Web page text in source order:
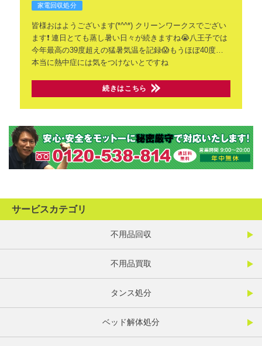
家電回収処分
皆様おはようございます(*^^*)クリーンワークスでござい
ます❗ 連日とても蒸し暑い日々が続きますね😭八王子では
今年最高の39度超えの猛暑気温を記録😱もうほぼ40度…
本当に熱中症には気をつけないとですね
続きはこちら
サービスカテゴリ
不用品回収
不用品買取
タンス処分
ベッド解体処分